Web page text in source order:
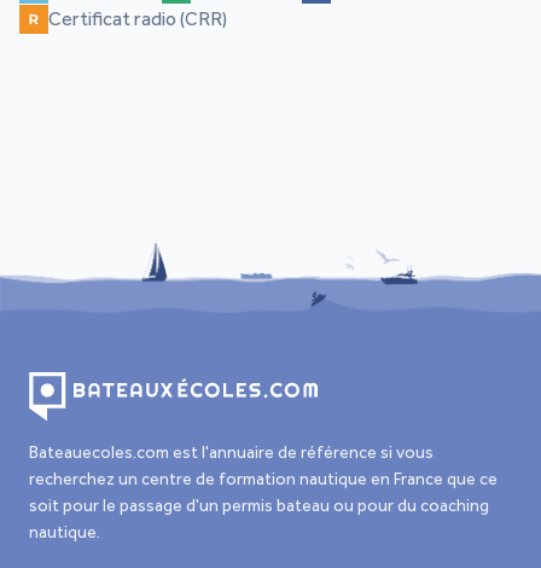
Certificat radio (CRR)
Bateauecoles.com est l'annuaire de référence si vous
recherchez un centre de formation nautique en France que ce
soit pour le passage d'un permis bateau ou pour du coaching
nautique.